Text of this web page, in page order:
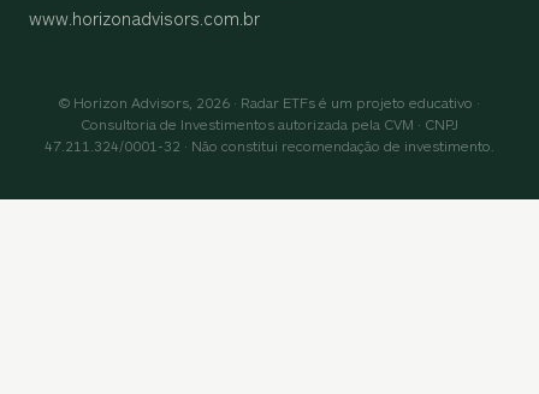
www.horizonadvisors.com.br
© Horizon Advisors, 2026 · Radar ETFs é um projeto educativo ·
Consultoria de Investimentos autorizada pela CVM · CNPJ
47.211.324/0001-32 · Não constitui recomendação de investimento.